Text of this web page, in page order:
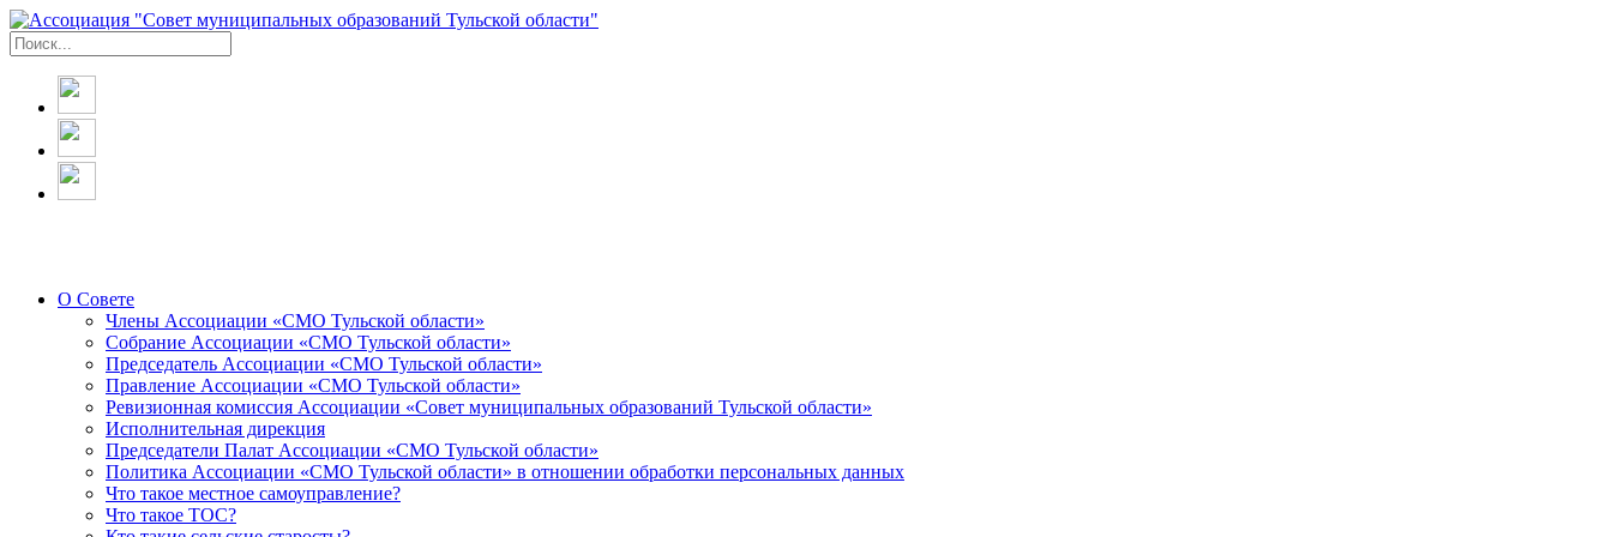
О Совете
Члены Ассоциации «СМО Тульской области»
Собрание Ассоциации «СМО Тульской области»
Председатель Ассоциации «СМО Тульской области»
Правление Ассоциации «СМО Тульской области»
Ревизионная комиссия Ассоциации «Совет муниципальных образований Тульской области»
Исполнительная дирекция
Председатели Палат Ассоциации «СМО Тульской области»
Политика Ассоциации «СМО Тульской области» в отношении обработки персональных данных
Что такое местное самоуправление?
Что такое ТОС?